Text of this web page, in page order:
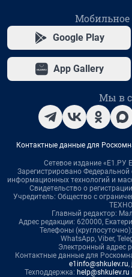
Google Play
App Gallery
Мы в
Контактные данные для
Сетевое издание «Е1.РУ
Зарегистрировано
информационных технологий и
Свидетельство о
Учредитель: Общество с
Главный редактор:
Адрес редакции: 620000,
Телефоны
WhatsApp, Viber,
Электронный адрес
Контактные данные для
e1info@shkulev.ru,
Техподдержка: help@shkulev.ru